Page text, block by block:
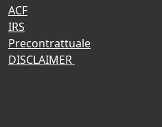
ACF
IRS
Precontrattuale
DISCLAIMER